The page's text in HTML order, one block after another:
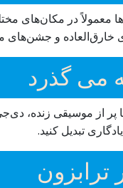
معمولاً در مکان‌های
خارق‌العاده و جشن‌های
می گذرد
پر از موسیقی زنده،
تبدیل کنید.
ترابزون